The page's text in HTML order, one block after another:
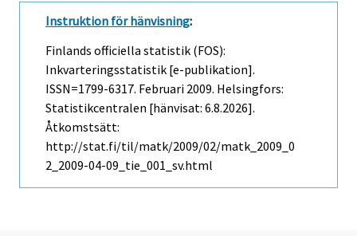
Instruktion för hänvisning:
Finlands officiella statistik (FOS):
Inkvarteringsstatistik [e-publikation].
ISSN=1799-6317. Februari 2009. Helsingfors:
Statistikcentralen [hänvisat: 6.8.2026].
Åtkomstsätt:
http://stat.fi/til/matk/2009/02/matk_2009_0
2_2009-04-09_tie_001_sv.html